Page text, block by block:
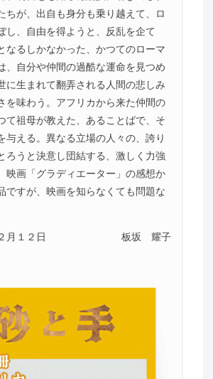
ちが、出自も身分も乗り越えて、ロ
し、自由を得ようと、反乱を企て
なるしかなかった、かつてのローマ
、自分や仲間の過酷な運命を見つめ
に生まれて翻弄される人間の悲しみ
を味わう。アフリカから来た仲間の
て祖母が教えた、あることばで、そ
与える。異なる立場の人々の、誇り
ろうと決意し団結する、激しく力強
映画「グラディエーター」の感想か
ですが、映画を知らなくても問題な
月１２日 板坂 耀子